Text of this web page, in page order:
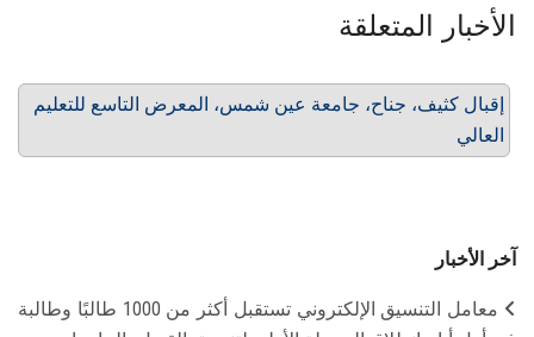
الأخبار المتعلقة
إقبال كثيف، جناح، جامعة عين شمس، المعرض التاسع للتعليم
العالي
آخر الأخبار
معامل التنسيق الإلكتروني تستقبل أكثر من 1000 طالبًا وطالبة